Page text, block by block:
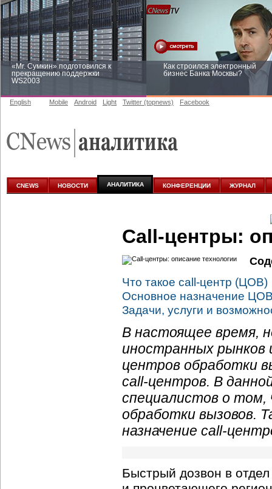
«Mr. Сумкин» подготовился к
прекращению поддержки
WS2003
Как строился электронный
бизнес Банка Москвы?
аналитике
English Mobile Android Light Twitter (topnews) Facebook
CNEWS НОВОСТИ АНАЛИТИКА КОНФЕРЕНЦИИ ЖУРНАЛ
Call-центры:
Что такое call-центр (ЦОВ)
Основное назначение
Задачи, услуги и
В настоящее время,
иностранных рынков
центров обработки
call-центров. В
специалистов о
обработки вызовов.
назначение call-
Быстрый дозвон в отдел